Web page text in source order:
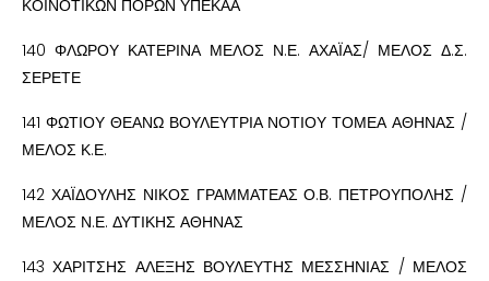
ΚΟΙΝΟΤΙΚΩΝ ΠΟΡΩΝ ΥΠΕΚΑΑ
140 ΦΛΩΡΟΥ ΚΑΤΕΡΙΝΑ ΜΕΛΟΣ Ν.Ε. ΑΧΑΪΑΣ/ ΜΕΛΟΣ Δ.Σ.
ΣΕΡΕΤΕ
141 ΦΩΤΙΟΥ ΘΕΑΝΩ ΒΟΥΛΕΥΤΡΙΑ ΝΟΤΙΟΥ ΤΟΜΕΑ ΑΘΗΝΑΣ /
ΜΕΛΟΣ Κ.Ε.
142 ΧΑΪΔΟΥΛΗΣ ΝΙΚΟΣ ΓΡΑΜΜΑΤΕΑΣ Ο.Β. ΠΕΤΡΟΥΠΟΛΗΣ /
ΜΕΛΟΣ Ν.Ε. ΔΥΤΙΚΗΣ ΑΘΗΝΑΣ
143 ΧΑΡΙΤΣΗΣ ΑΛΕΞΗΣ ΒΟΥΛΕΥΤΗΣ ΜΕΣΣΗΝΙΑΣ / ΜΕΛΟΣ